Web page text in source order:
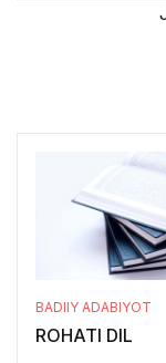
BADIIY ADABIYOT
ROHATI DIL